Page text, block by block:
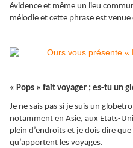
évidence et même un lieu
mélodie et cette phrase est
« Pops » fait voyager ; es-tu un
Je ne sais pas si je suis un
notamment en Asie, aux Etats-
plein d’endroits et je dois dire que
qu’apportent les voyages.